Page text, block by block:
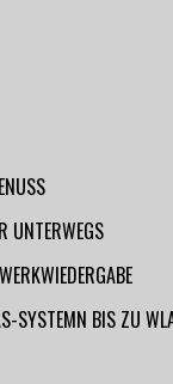
UNTERWEGS
SYSTEMN BIS ZU